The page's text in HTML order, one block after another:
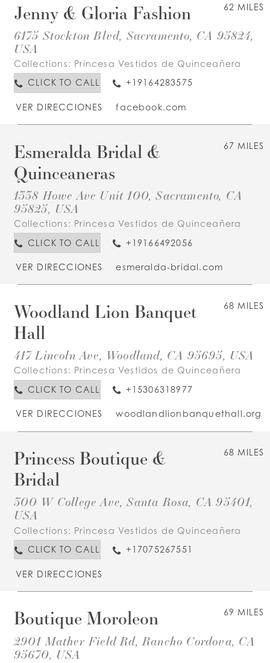
62 MILES
Jenny & Gloria Fashion
6175 Stockton Blvd, Sacramento, CA 95824,
USA
Collections: Princesa Vestidos de Quinceañera
CLICK TO CALL
+19164283575
VER DIRECCIONES facebook.com
67 MILES
Esmeralda Bridal &
Quinceaneras
1338 Howe Ave Unit 100, Sacramento, CA
95825, USA
Collections: Princesa Vestidos de Quinceañera
CLICK TO CALL
+19166492056
VER DIRECCIONES esmeralda-bridal.com
68 MILES
Woodland Lion Banquet
Hall
417 Lincoln Ave, Woodland, CA 95695, USA
Collections: Princesa Vestidos de Quinceañera
CLICK TO CALL
+15306318977
VER DIRECCIONES woodlandlionbanquethall.org
68 MILES
Princess Boutique &
Bridal
300 W College Ave, Santa Rosa, CA 95401,
USA
Collections: Princesa Vestidos de Quinceañera
CLICK TO CALL
+17075267551
VER DIRECCIONES
69 MILES
Boutique Moroleon
2901 Mather Field Rd, Rancho Cordova, CA
95670, USA